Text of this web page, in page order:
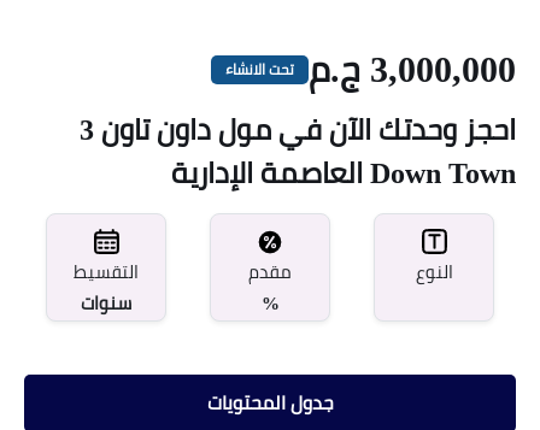
3,000,000 ج.م تحت الانشاء
احجز وحدتك الآن في مول داون تاون 3
Down Town العاصمة الإدارية
النوع
مقدم
%
التقسيط
سنوات
جدول المحتويات